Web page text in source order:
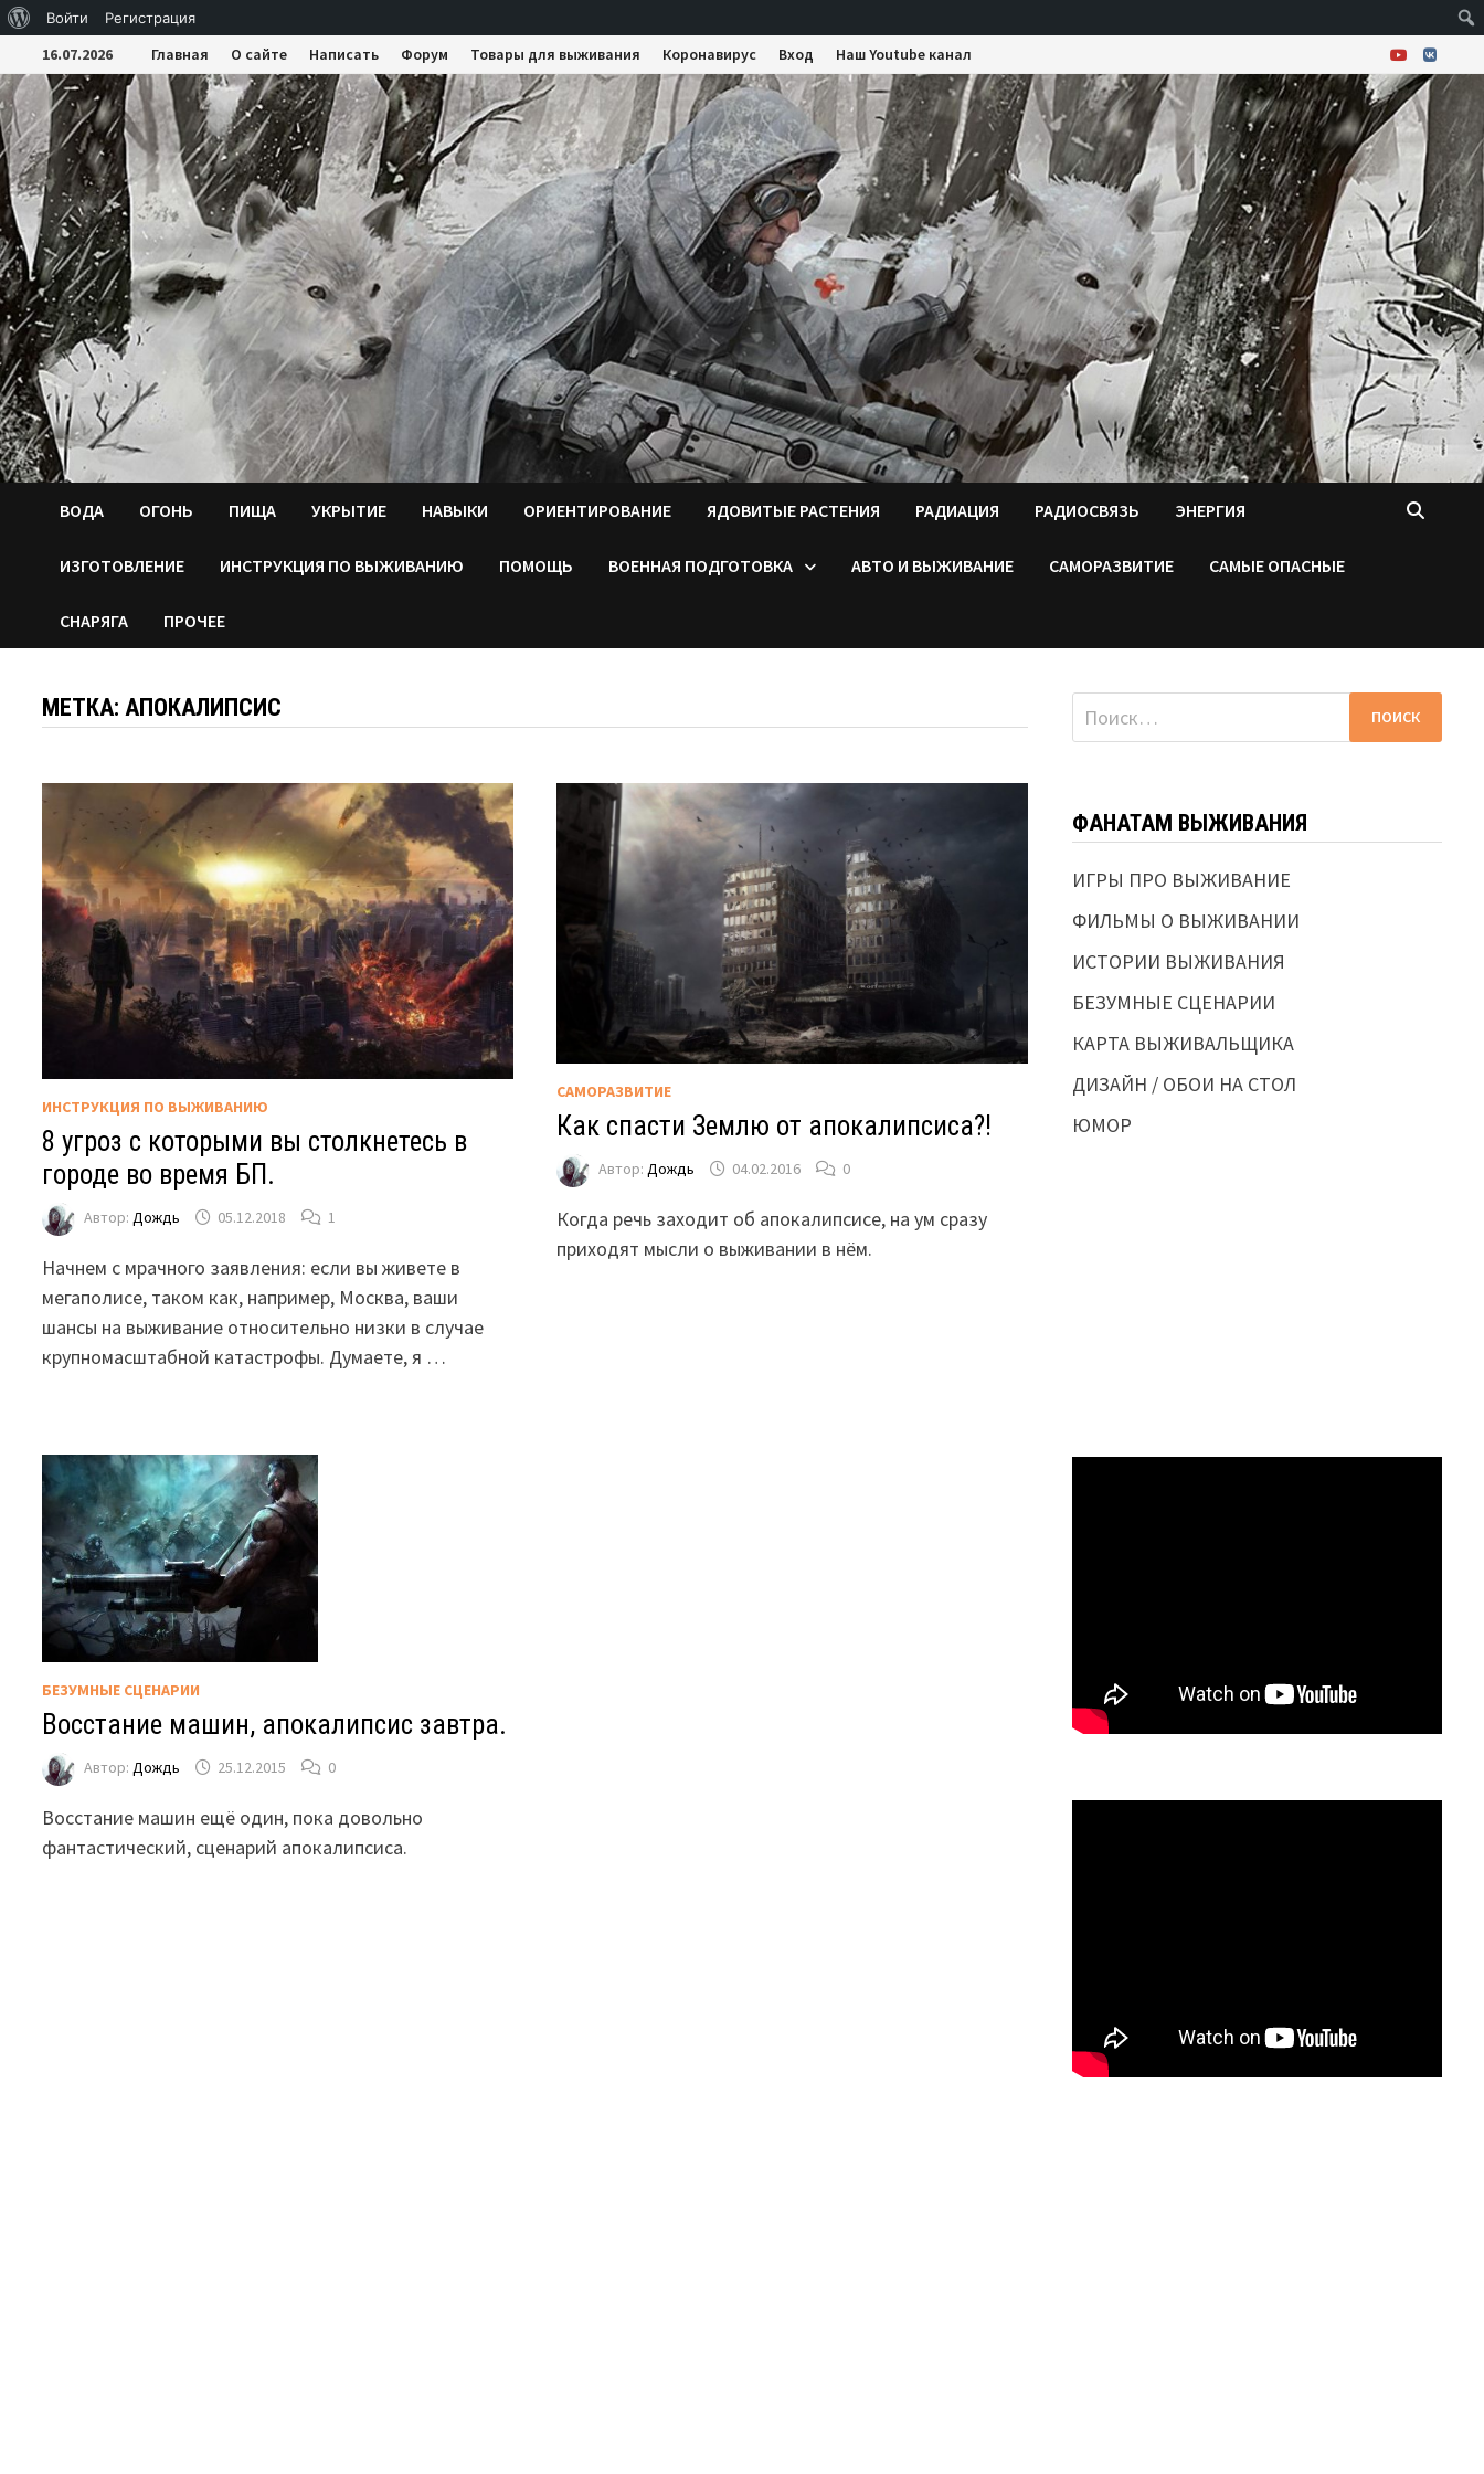
WordPress
Войти Регистрация
Перейти
к
содержимому
16.07.2026 Главная О сайте Написать Форум Товары для выживания Коронавирус Вход Наш Youtube канал
ВОДA ОГОНЬ ПИЩА УКРЫТИЕ НАВЫКИ ОРИЕНТИРОВАНИЕ ЯДОВИТЫЕ РАСТЕНИЯ РАДИАЦИЯ РАДИОСВЯЗЬ ЭНЕРГИЯ
ИЗГОТОВЛЕНИЕ ИНСТРУКЦИЯ ПО ВЫЖИВАНИЮ ПОМОЩЬ ВОЕННАЯ ПОДГОТОВКА АВТО И ВЫЖИВАНИЕ САМОРАЗВИТИЕ САМЫЕ ОПАСНЫЕ
СНАРЯГА ПРОЧЕЕ
МЕТКА: АПОКАЛИПСИС
ИНСТРУКЦИЯ ПО ВЫЖИВАНИЮ
8 угроз с которыми вы столкнетесь в
городе во время БП.
Автор:Дождь 05.12.2018 1
Начнем с мрачного заявления: если вы живете в
мегаполисе, таком как, например, Москва, ваши
шансы на выживание относительно низки в случае
крупномасштабной катастрофы. Думаете, я …
САМОРАЗВИТИЕ
Как спасти Землю от апокалипсиса?!
Автор: Дождь 04.02.2016 0
Когда речь заходит об апокалипсисе, на ум сразу
приходят мысли о выживании в нём.
БЕЗУМНЫЕ СЦЕНАРИИ
Восстание машин, апокалипсис завтра.
Автор:Дождь 25.12.2015 0
Восстание машин ещё один, пока довольно
фантастический, сценарий апокалипсиса.
Найти:
ФАНАТАМ ВЫЖИВАНИЯ
ИГРЫ ПРО ВЫЖИВАНИЕ
ФИЛЬМЫ О ВЫЖИВАНИИ
ИСТОРИИ ВЫЖИВАНИЯ
БЕЗУМНЫЕ СЦЕНАРИИ
КАРТА ВЫЖИВАЛЬЩИКА
ДИЗАЙН / ОБОИ НА СТОЛ
ЮМОР